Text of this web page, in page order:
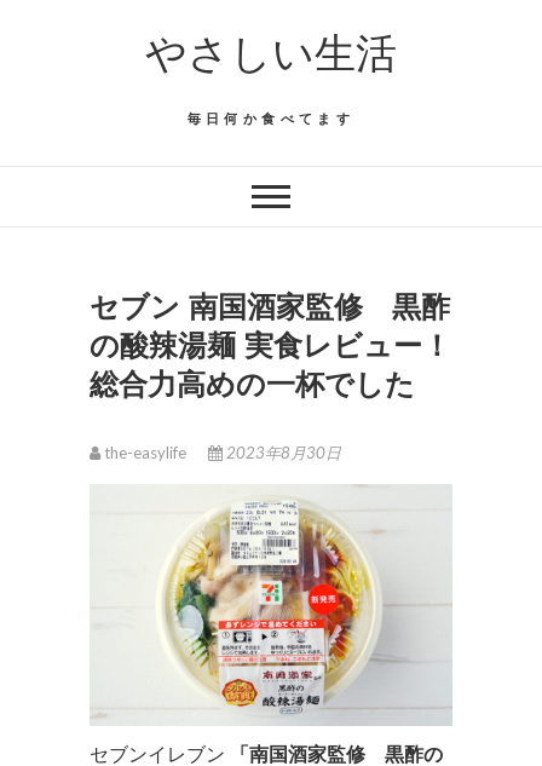
やさしい生活
毎日何か食べてます
セブン 南国酒家監修 黒酢
の酸辣湯麺 実食レビュー！
総合力高めの一杯でした
the-easylife 2023年8月30日
セブンイレブン
「南国酒家監修 黒酢の